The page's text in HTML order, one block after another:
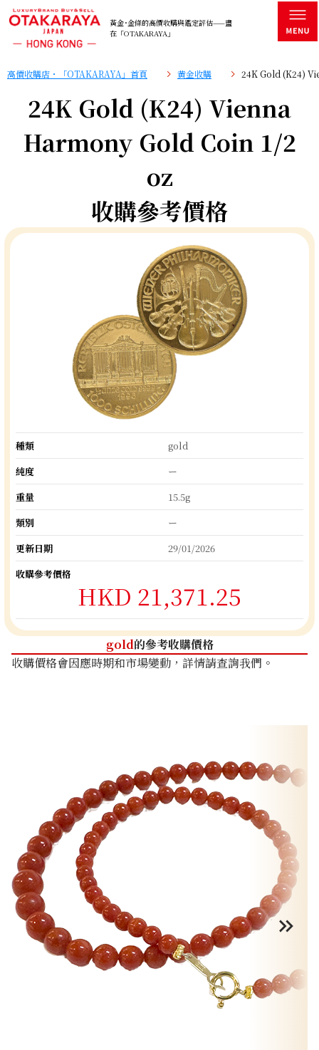
黃金･金條的高價收購與鑑定評估——盡
在「OTAKARAYA」
高價收購店・「OTAKARAYA」首頁 黄金收購 24K Gold (K24)
24K Gold (K24) Vienna
Harmony Gold Coin 1/2
oz
收購參考價格
種類
gold
純度
ー
重量
15.5g
類別
ー
更新日期
29/01/2026
收購參考價格
HKD 21,371.25
gold的參考收購價格
收購價格會因應時期和市場變動，詳情請查詢我們。